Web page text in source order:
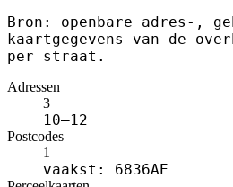
Bron: openbare adres-,
kaartgegevens van de
per straat.
Adressen
3
10–12
Postcodes
1
vaakst: 6836AE